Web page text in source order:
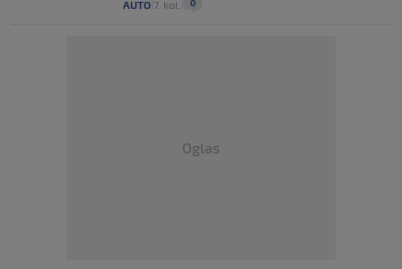
AUTO 7. kol. 0
Oglas